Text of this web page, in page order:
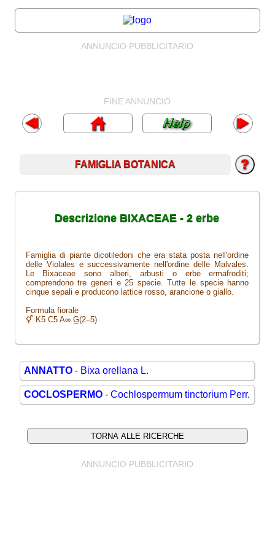
ANNUNCIO PUBBLICITARIO
FINE ANNUNCIO
FAMIGLIA BOTANICA
Descrizione BIXACEAE - 2 erbe
Famiglia di piante dicotiledoni che era stata posta nell'ordine
delle Violales e successivamente nell'ordine delle Malvales.
Le Bixaceae sono alberi, arbusti o erbe ermafroditi;
comprendono tre generi e 25 specie. Tutte le specie hanno
cinque sepali e producono lattice rosso, arancione o giallo.
Formula fiorale
⚥ K5 C5 A∞ G̲(2–5)
ANNATTO - Bixa orellana L.
COCLOSPERMO - Cochlospermum tinctorium Perr.
ANNUNCIO PUBBLICITARIO